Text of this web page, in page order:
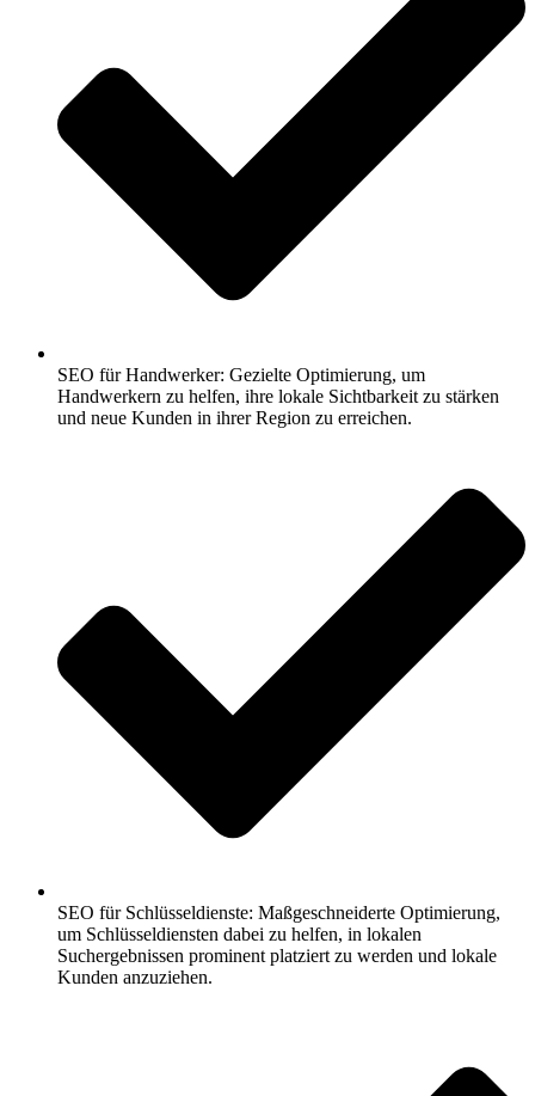
SEO für Handwerker: Gezielte Optimierung, um
Handwerkern zu helfen, ihre lokale Sichtbarkeit zu stärken
und neue Kunden in ihrer Region zu erreichen.
SEO für Schlüsseldienste: Maßgeschneiderte Optimierung,
um Schlüsseldiensten dabei zu helfen, in lokalen
Suchergebnissen prominent platziert zu werden und lokale
Kunden anzuziehen.